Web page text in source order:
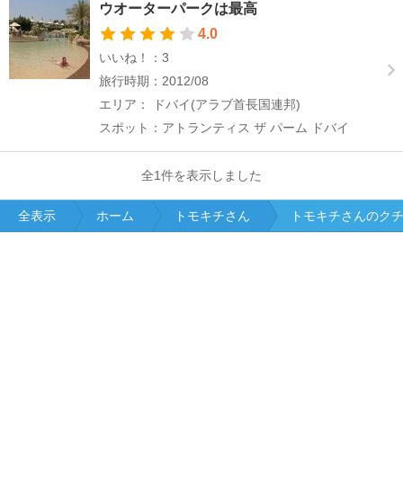
ウオーターパークは最高
4.0
いいね！：3
旅行時期：2012/08
エリア： ドバイ(アラブ首長国連邦)
スポット：アトランティス ザ パーム ドバイ
全1件を表示しました
全表示 ホーム トモキチさん トモキチさんのク